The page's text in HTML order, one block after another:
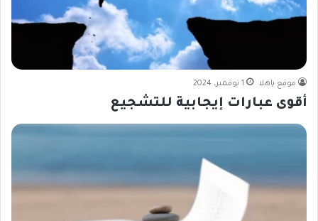
موقع ياهلا 1 نوفمبر، 2024
أقوى عبارات إيجابية للتشجيع